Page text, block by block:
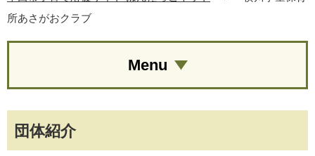
所あさがおクラブ
団体紹介
Menu